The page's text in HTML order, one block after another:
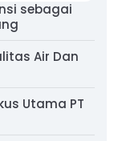
sebagai
Air Dan
Utama PT